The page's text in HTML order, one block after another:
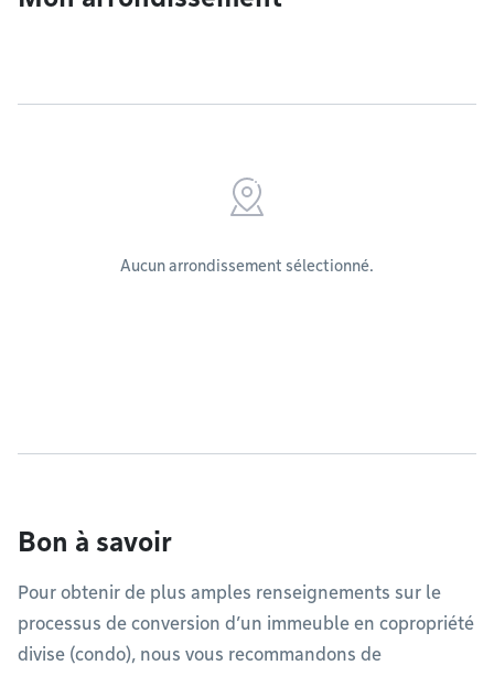
Aucun arrondissement sélectionné.
Bon à savoir
Pour obtenir de plus amples renseignements sur le
processus de conversion d’un immeuble en copropriété
divise (condo), nous vous recommandons de